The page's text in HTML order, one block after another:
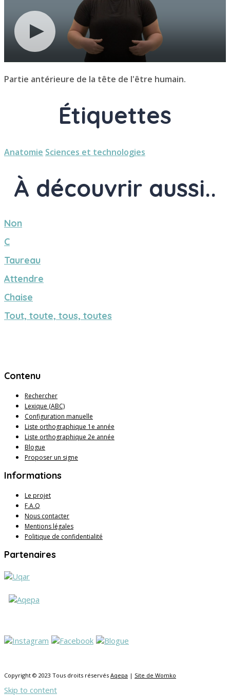
Partie antérieure de la tête de l'être humain.
Étiquettes
Anatomie Sciences et technologies
À découvrir aussi..
Non
C
Taureau
Attendre
Chaise
Tout, toute, tous, toutes
Contenu
Rechercher
Lexique (ABC)
Configuration manuelle
Liste orthographique 1e année
Liste orthographique 2e année
Blogue
Proposer un signe
Informations
Le projet
F.A.Q
Nous contacter
Mentions légales
Politique de confidentialité
Partenaires
Copyright © 2023 Tous droits réservés Aqepa | Site de Womko
Skip to content